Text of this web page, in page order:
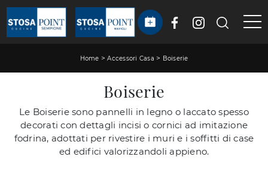
Home >Accessori Casa > Boiserie
Boiserie
Le Boiserie sono pannelli in legno o laccato spesso
decorati con dettagli incisi o cornici ad imitazione
fodrina, adottati per rivestire i muri e i soffitti di case
ed edifici valorizzandoli appieno.